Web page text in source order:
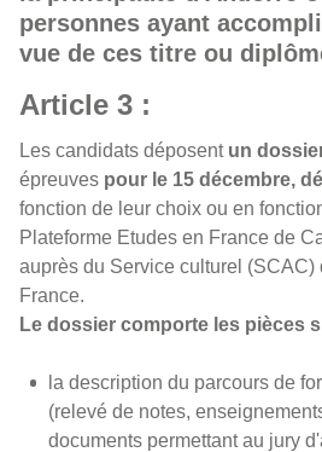
personnes ayant
vue de ces titre ou
Article 3 :
Les candidats déposent un
épreuves pour le 15 décembre,
fonction de leur choix ou en
Plateforme Etudes en France de
auprès du Service culturel (SCAC)
France.
Le dossier comporte les pièces
la description du parcours de
(relevé de notes,
documents permettant au jury